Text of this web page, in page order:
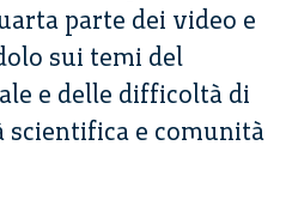
parte dei video e
sui temi del
e delle difficoltà di
scientifica e comunità